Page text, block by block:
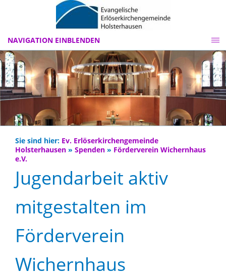
NAVIGATION EINBLENDEN
Sie sind hier: Ev. Erlöserkirchengemeinde
Holsterhausen » Spenden » Förderverein Wichernhaus
e.V.
Jugendarbeit aktiv
mitgestalten im
Förderverein
Wichernhaus